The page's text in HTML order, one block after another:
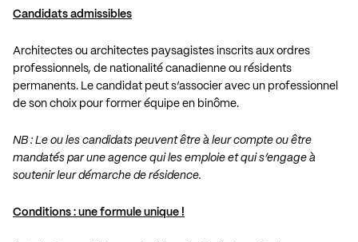
Candidats admissibles
Architectes ou architectes paysagistes inscrits aux ordres
professionnels, de nationalité canadienne ou résidents
permanents. Le candidat peut s’associer avec un professionnel
de son choix pour former équipe en binôme.
NB : Le ou les candidats peuvent être à leur compte ou être
mandatés par une agence qui les emploie et qui s’engage à
soutenir leur démarche de résidence.
Conditions : une formule unique !